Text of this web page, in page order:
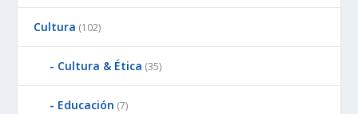
Cultura (102)
Cultura & Ética (35)
Educación (7)